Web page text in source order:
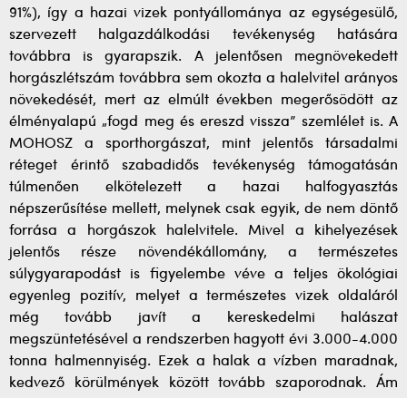
91%), így a hazai vizek pontyállománya az egységesülő,
szervezett halgazdálkodási tevékenység hatására
továbbra is gyarapszik. A jelentősen megnövekedett
horgászlétszám továbbra sem okozta a halelvitel arányos
növekedését, mert az elmúlt években megerősödött az
élményalapú „fogd meg és ereszd vissza” szemlélet is. A
MOHOSZ a sporthorgászat, mint jelentős társadalmi
réteget érintő szabadidős tevékenység támogatásán
túlmenően elkötelezett a hazai halfogyasztás
népszerűsítése mellett, melynek csak egyik, de nem döntő
forrása a horgászok halelvitele. Mivel a kihelyezések
jelentős része növendékállomány, a természetes
súlygyarapodást is figyelembe véve a teljes ökológiai
egyenleg pozitív, melyet a természetes vizek oldaláról
még tovább javít a kereskedelmi halászat
megszüntetésével a rendszerben hagyott évi 3.000-4.000
tonna halmennyiség. Ezek a halak a vízben maradnak,
kedvező körülmények között tovább szaporodnak. Ám